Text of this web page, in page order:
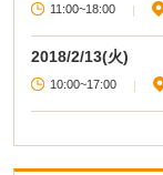
11:00~18:00 |
2018/2/13(火)
10:00~17:00 |